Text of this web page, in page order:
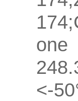
one
<-